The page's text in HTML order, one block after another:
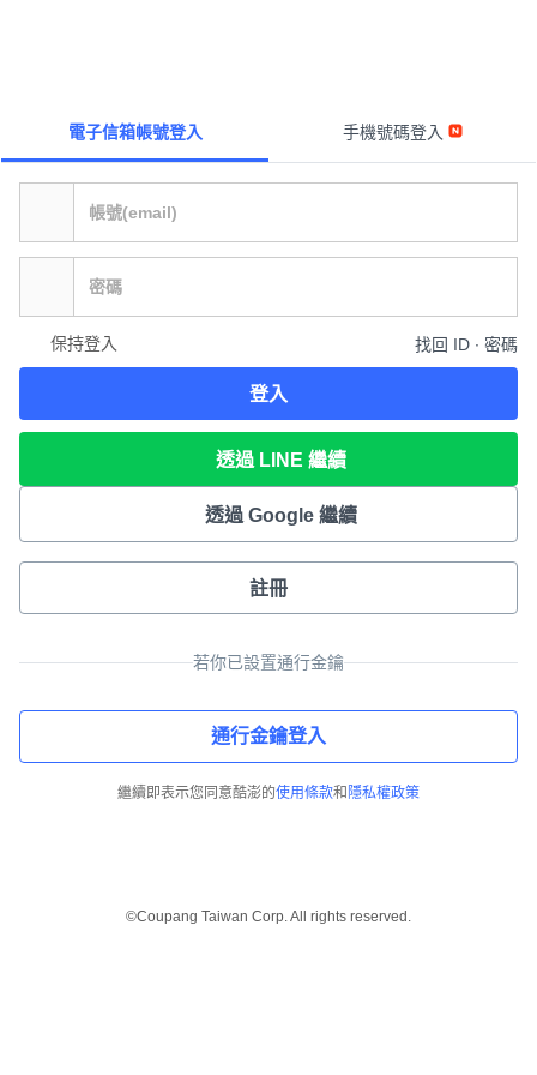
電子信箱帳號登入 手機號碼登入
保持登入 找回 ID ∙ 密碼
登入
透過 LINE 繼續
透過 Google 繼續
註冊
若你已設置通行金鑰
通行金鑰登入
繼續即表示您同意酷澎的使用條款和 隱私權政策
©Coupang Taiwan Corp. All rights reserved.